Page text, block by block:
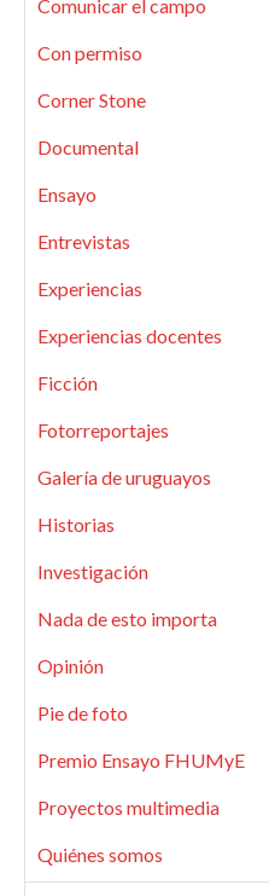
Comunicar el campo
Con permiso
Corner Stone
Documental
Ensayo
Entrevistas
Experiencias
Experiencias docentes
Ficción
Fotorreportajes
Galería de uruguayos
Historias
Investigación
Nada de esto importa
Opinión
Pie de foto
Premio Ensayo FHUMyE
Proyectos multimedia
Quiénes somos